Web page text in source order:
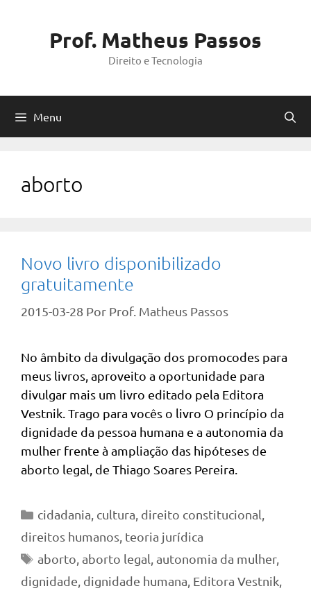
Prof. Matheus Passos
Direito e Tecnologia
Menu
aborto
Novo livro disponibilizado
gratuitamente
2015-03-28 Por Prof. Matheus Passos
No âmbito da divulgação dos promocodes para
meus livros, aproveito a oportunidade para
divulgar mais um livro editado pela Editora
Vestnik. Trago para vocês o livro O princípio da
dignidade da pessoa humana e a autonomia da
mulher frente à ampliação das hipóteses de
aborto legal, de Thiago Soares Pereira.
Categorias
cidadania cultura direito constitucional
direitos humanos teoria jurídica
Tags
aborto aborto legal autonomia da mulher,
dignidade dignidade humana Editora Vestnik